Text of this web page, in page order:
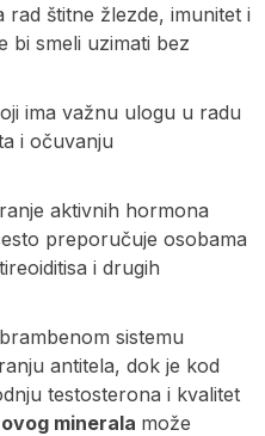
štitne žlezde, imunitet i
bi smeli uzimati bez
ima važnu ulogu u radu
i očuvanju
aktivnih hormona
preporučuje osobama
i drugih
sistemu
antitela, dok je kod
testosterona i kvalitet
minerala može